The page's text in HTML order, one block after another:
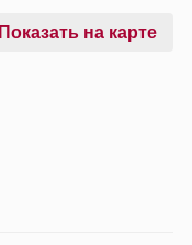
Показать на карте